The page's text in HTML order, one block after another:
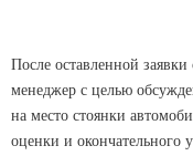
После оставленной
менеджер с целью
на место стоянки
оценки и окончательного